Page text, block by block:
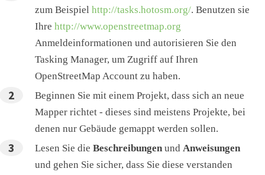
zum Beispielhttp://tasks.hotosm.org/. Benutzen sie
Ihrehttp://www.openstreetmap.org
Anmeldeinformationen und autorisieren Sie den
Tasking Manager, um Zugriff auf Ihren
OpenStreetMap Account zu haben.
Beginnen Sie mit einem Projekt, dass sich an neue
Mapper richtet - dieses sind meistens Projekte, bei
denen nur Gebäude gemappt werden sollen.
Lesen Sie dieBeschreibungen undAnweisungen
und gehen Sie sicher, dass Sie diese verstanden